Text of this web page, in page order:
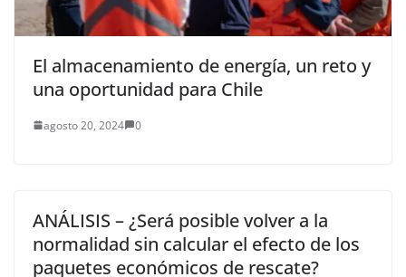
El almacenamiento de energía, un reto y
una oportunidad para Chile
agosto 20, 2024 0
ANÁLISIS – ¿Será posible volver a la
normalidad sin calcular el efecto de los
paquetes económicos de rescate?